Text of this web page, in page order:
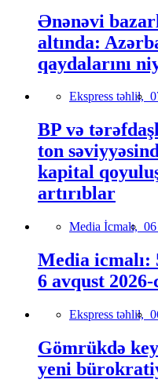
Ənənəvi
altında:
qaydalarını
Ekspress təhlil,
BP və
ton
kapital
artırıblar
Media İcmalı,
Media icmalı:
6 avqust
Ekspress təhlil,
Gömrükdə
yeni